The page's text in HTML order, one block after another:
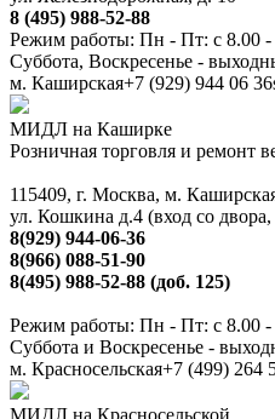
8 (495) 988-52-88
Режим работы: Пн - Пт: с 8.00 -
Суббота, Воскресенье -
м. Каширская+7 (929) 944 06 36
МИДЛ на Каширке
Розничная торговля и ремонт
115409, г. Москва, м.
ул. Кошкина д.4 (вход со
8(929) 944-06-36
8(966) 088-51-90
8(495) 988-52-88 (доб. 125)
Режим работы: Пн - Пт: с 8.00 -
Суббота и Воскресенье -
м. Красносельская+7 (499) 264
МИДЛ на Красносельской